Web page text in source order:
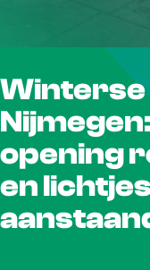
Winterse
opening
en